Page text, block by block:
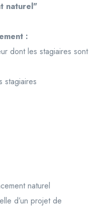
naturel"
:
dont les stagiaires sont
stagiaires
naturel
d’un projet de